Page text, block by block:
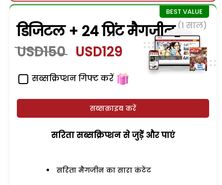
डिजिटल + 24 प्रिंट मैगजीन (1 साल)
USD150 USD129
सब्सक्रिप्शन गिफ्ट करें
सब्सक्राइब करें
सरिता सब्सक्रिप्शन से जुड़ेें और पाएं
सरिता मैगजीन का सारा कंटेंट